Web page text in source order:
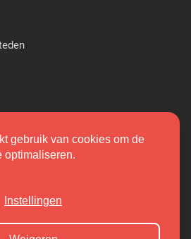
(9.7/10)
gebruik van cookies om de
optimaliseren.
Instellingen